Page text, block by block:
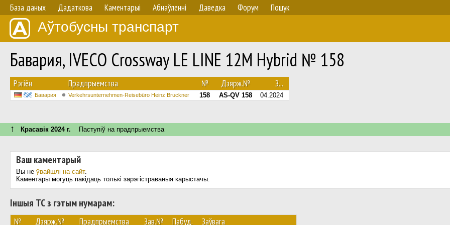
База даных Дадаткова Каментарыі Абнаўленнi Даведка Форум Пошук
Аўтобусны транспарт
Бавария, IVECO Crossway LE LINE 12M Hybrid № 158
Рэгіён Прадпрыемства № Дзярж.№ З...
Бавария Verkehrsunternehmen-Reisebüro Heinz Bruckner 158 AS-QV 158 04.2024
↑ Красавік 2024 г. Паступiў на прадпрыемства
Ваш каментарый
Вы не ўвайшлі на сайт.
Каментары могуць пакідаць толькі зарэгістраваныя карыстачы.
Іншыя ТС з гэтым нумарам:
№ Дзярж.№ Прадпрыемства Зав.№ Пабуд. Заўвага